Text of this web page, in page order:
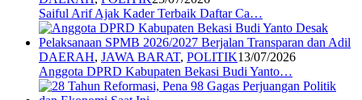
Saiful Arif Ajak Kader Terbaik Daftar Ca…
DAERAH, JAWA BARAT, POLITIK13/07/2026
Anggota DPRD Kabupaten Bekasi Budi Yanto…